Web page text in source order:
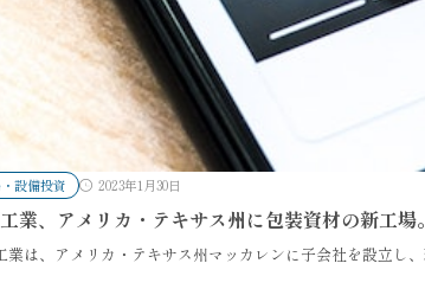
設備投資 2023年1月30日
業、アメリカ・テキサス州に包装資材の新工場
業は、アメリカ・テキサス州マッカレンに子会社を設立